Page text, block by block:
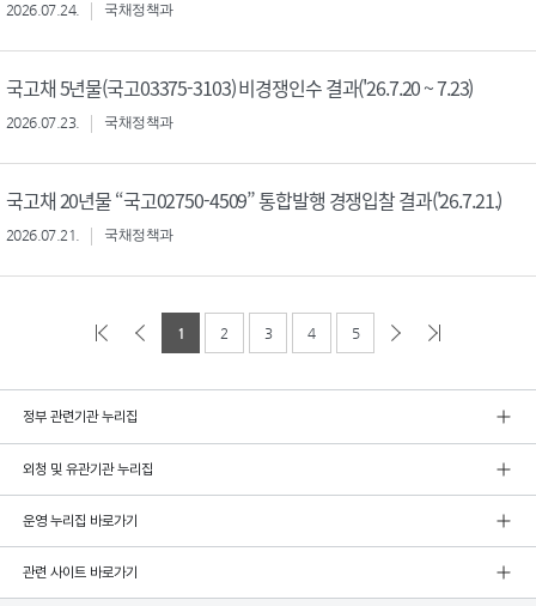
2026.07.24. 국채정책과
국고채 5년물(국고03375-3103) 비경쟁인수 결과('26.7.20 ~ 7.23)
2026.07.23. 국채정책과
국고채 20년물 “국고02750-4509” 통합발행 경쟁입찰 결과('26.7.21.)
2026.07.21. 국채정책과
1 2 3 4 5
정부 관련기관 누리집
외청 및 유관기관 누리집
운영 누리집 바로가기
관련 사이트 바로가기